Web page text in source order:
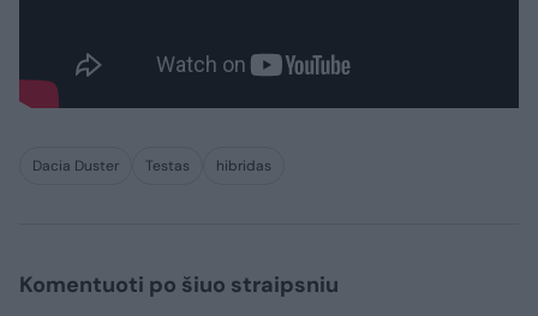
Dacia Duster Testas hibridas
Komentuoti po šiuo straipsniu